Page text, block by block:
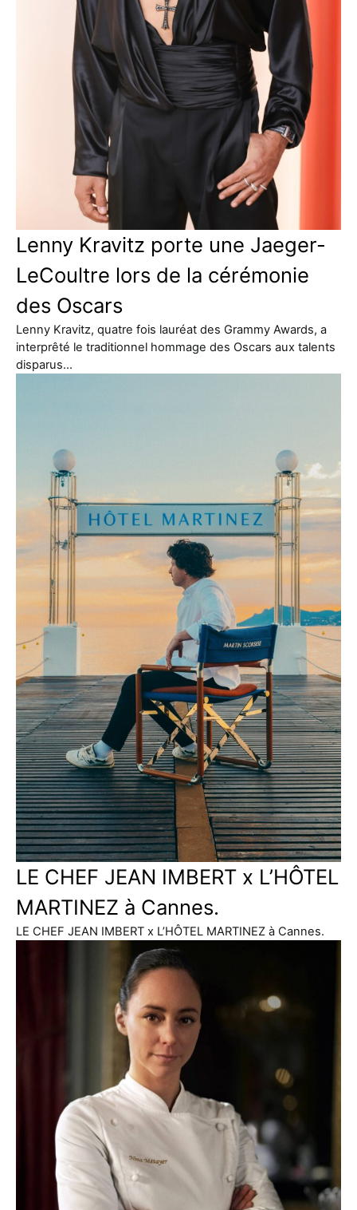
Lenny Kravitz porte une Jaeger-
LeCoultre lors de la cérémonie
des Oscars
Lenny Kravitz, quatre fois lauréat des Grammy Awards, a
interprêté le traditionnel hommage des Oscars aux talents
disparus…
LE CHEF JEAN IMBERT x L’HÔTEL
MARTINEZ à Cannes.
LE CHEF JEAN IMBERT x L’HÔTEL MARTINEZ à Cannes.